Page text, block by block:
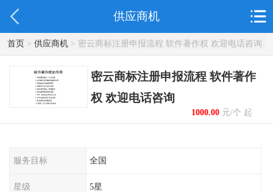
供应商机
首页> 供应商机> 密云商标注册申报流程 软件著作权 欢迎电话咨询
密云商标注册申报流程 软件著作
权 欢迎电话咨询
1000.00元/个 起
服务目标 全国
星级 5星